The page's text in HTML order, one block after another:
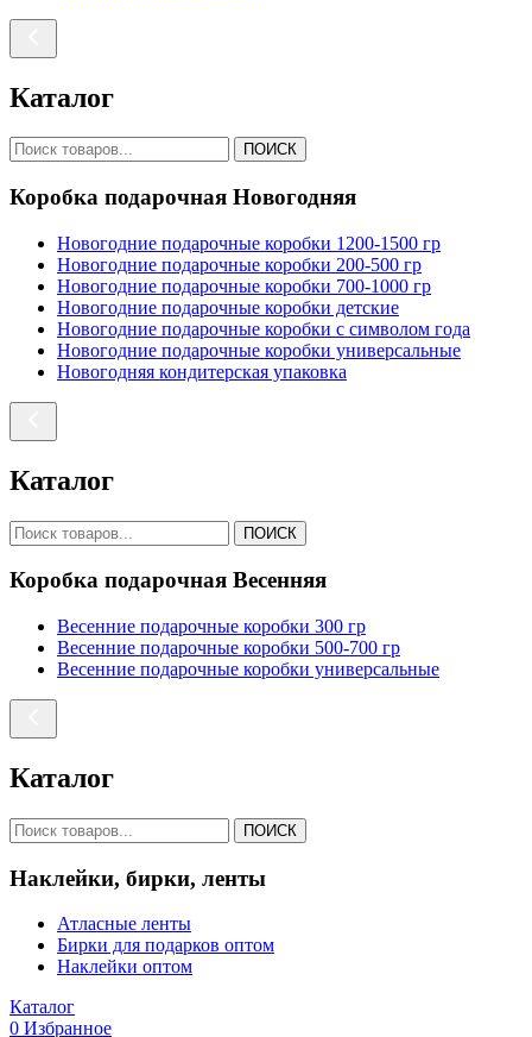
Каталог
ПОИСК
Коробка подарочная Новогодняя
Новогодние подарочные коробки 1200-1500 гр
Новогодние подарочные коробки 200-500 гр
Новогодние подарочные коробки 700-1000 гр
Новогодние подарочные коробки детские
Новогодние подарочные коробки с символом года
Новогодние подарочные коробки универсальные
Новогодняя кондитерская упаковка
Каталог
ПОИСК
Коробка подарочная Весенняя
Весенние подарочные коробки 300 гр
Весенние подарочные коробки 500-700 гр
Весенние подарочные коробки универсальные
Каталог
ПОИСК
Наклейки, бирки, ленты
Атласные ленты
Бирки для подарков оптом
Наклейки оптом
Каталог
0 Избранное